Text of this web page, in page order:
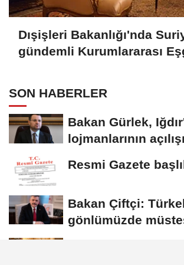
Dışişleri Bakanlığı'nda
gündemli Kurumlararası
SON HABERLER
Bakan Gürlek,
lojmanlarının
Resmi Gazete
Bakan Çiftçi:
gönlümüzde